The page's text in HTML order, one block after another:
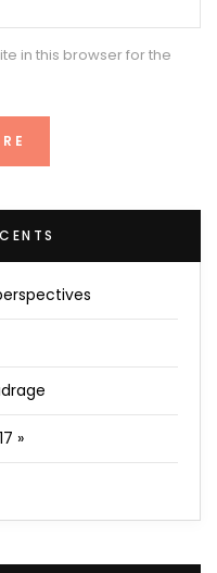
in this browser for the
»